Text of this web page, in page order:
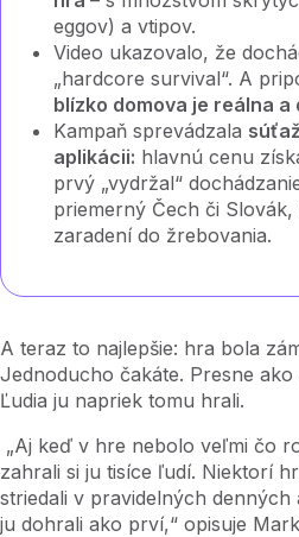
eggov) a vtipov.
Video ukazovalo, že
„hardcore survival“. A
blízko domova je reálna a
Kampaň sprevádzala
aplikácii: hlavnú cenu
prvý „vydržal“
priemerný Čech či
zaradení do žrebovania.
A teraz to najlepšie: hra bola
Jednoducho čakáte. Presne
Ľudia ju napriek tomu hrali.
„Aj keď v hre nebolo veľmi čo
zahrali si ju tisíce ľudí. Niektorí
striedali v pravidelných
ju dohrali ako prví,“ opisuje